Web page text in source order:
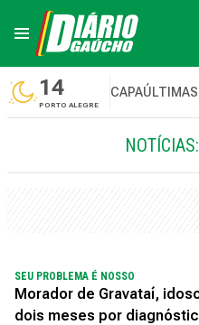
14
PORTO ALEGRE
CAPAÚLTIMAS
NOTÍCIAS:
SEU PROBLEMA É NOSSO
Morador de Gravataí,
dois meses por